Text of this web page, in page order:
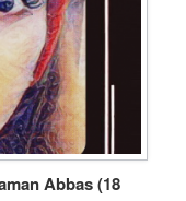
Abbas (18